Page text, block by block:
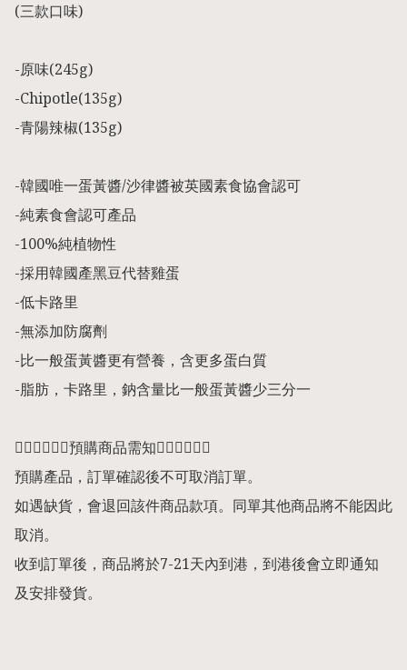
(三款口味)
-原味(245g)
-Chipotle(135g)
-青陽辣椒(135g)
-韓國唯一蛋黃醬/沙律醬被英國素食協會認可
-純素食會認可產品
-100%純植物性
-採用韓國產黑豆代替雞蛋
-低卡路里
-無添加防腐劑
-比一般蛋黃醬更有營養，含更多蛋白質
-脂肪，卡路里，鈉含量比一般蛋黃醬少三分一
👇🏻👇🏻👇🏻預購商品需知👇🏻👇🏻👇🏻
預購產品，訂單確認後不可取消訂單。
如遇缺貨，會退回該件商品款項。同單其他商品將不能因此
取消。
收到訂單後，商品將於7-21天內到港，到港後會立即通知